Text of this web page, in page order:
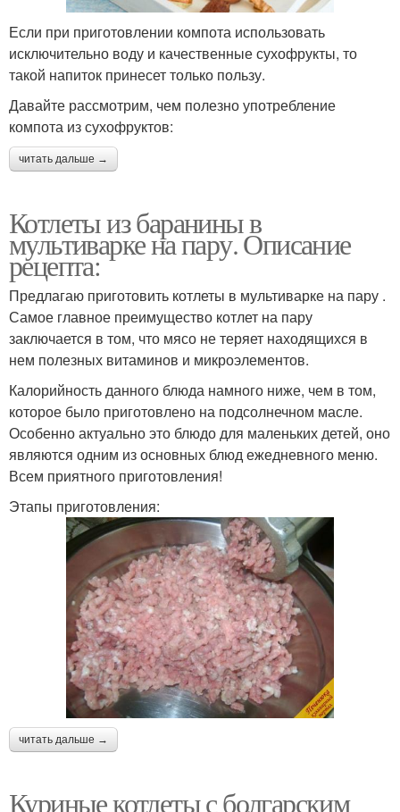
Если при приготовлении компота использовать
исключительно воду и качественные сухофрукты, то
такой напиток принесет только пользу.
Давайте рассмотрим, чем полезно употребление
компота из сухофруктов:
читать дальше →
Котлеты из баранины в
мультиварке на пару. Описание
рецепта:
Предлагаю приготовить котлеты в мультиварке на пару .
Самое главное преимущество котлет на пару
заключается в том, что мясо не теряет находящихся в
нем полезных витаминов и микроэлементов.
Калорийность данного блюда намного ниже, чем в том,
которое было приготовлено на подсолнечном масле.
Особенно актуально это блюдо для маленьких детей, оно
являются одним из основных блюд ежедневного меню.
Всем приятного приготовления!
Этапы приготовления:
читать дальше →
Куриные котлеты с болгарским